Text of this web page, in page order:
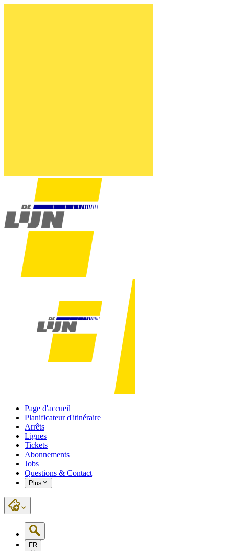
Page d'accueil
Planificateur d'itinéraire
Arrêts
Lignes
Tickets
Abonnements
Jobs
Questions & Contact
Plus
FR